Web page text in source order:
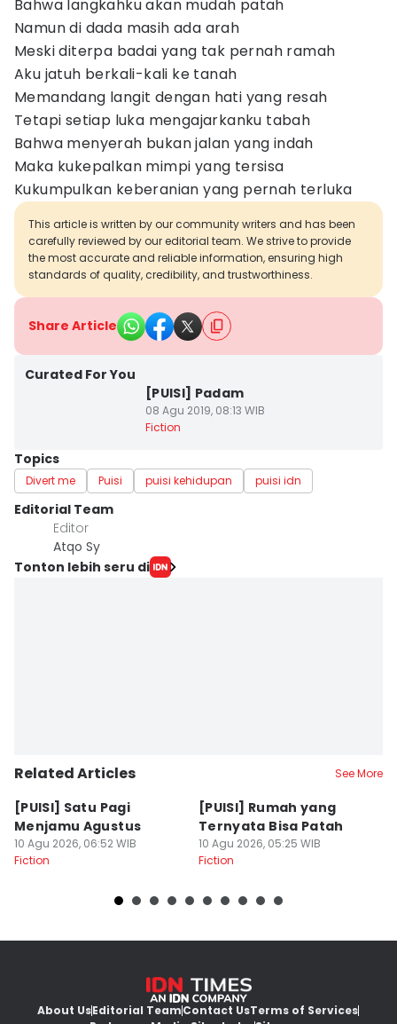
Bahwa langkahku akan mudah patah
Namun di dada masih ada arah
Meski diterpa badai yang tak pernah ramah
Aku jatuh berkali-kali ke tanah
Memandang langit dengan hati yang resah
Tetapi setiap luka mengajarkanku tabah
Bahwa menyerah bukan jalan yang indah
Maka kukepalkan mimpi yang tersisa
Kukumpulkan keberanian yang pernah terluka
This article is written by our community writers and has been
carefully reviewed by our editorial team. We strive to provide
the most accurate and reliable information, ensuring high
standards of quality, credibility, and trustworthiness.
Share Article
Curated For You
[PUISI] Padam
08 Agu 2019, 08:13 WIB
Fiction
Topics
Divert me Puisi puisi kehidupan puisi idn
Editorial Team
Editor
Atqo Sy
Tonton lebih seru di
Related Articles See More
[PUISI] Satu Pagi
Menjamu Agustus
10 Agu 2026, 06:52 WIB
Fiction
[PUISI] Rumah yang
Ternyata Bisa Patah
10 Agu 2026, 05:25 WIB
Fiction
About UsEditorial TeamContact UsTerms of Services